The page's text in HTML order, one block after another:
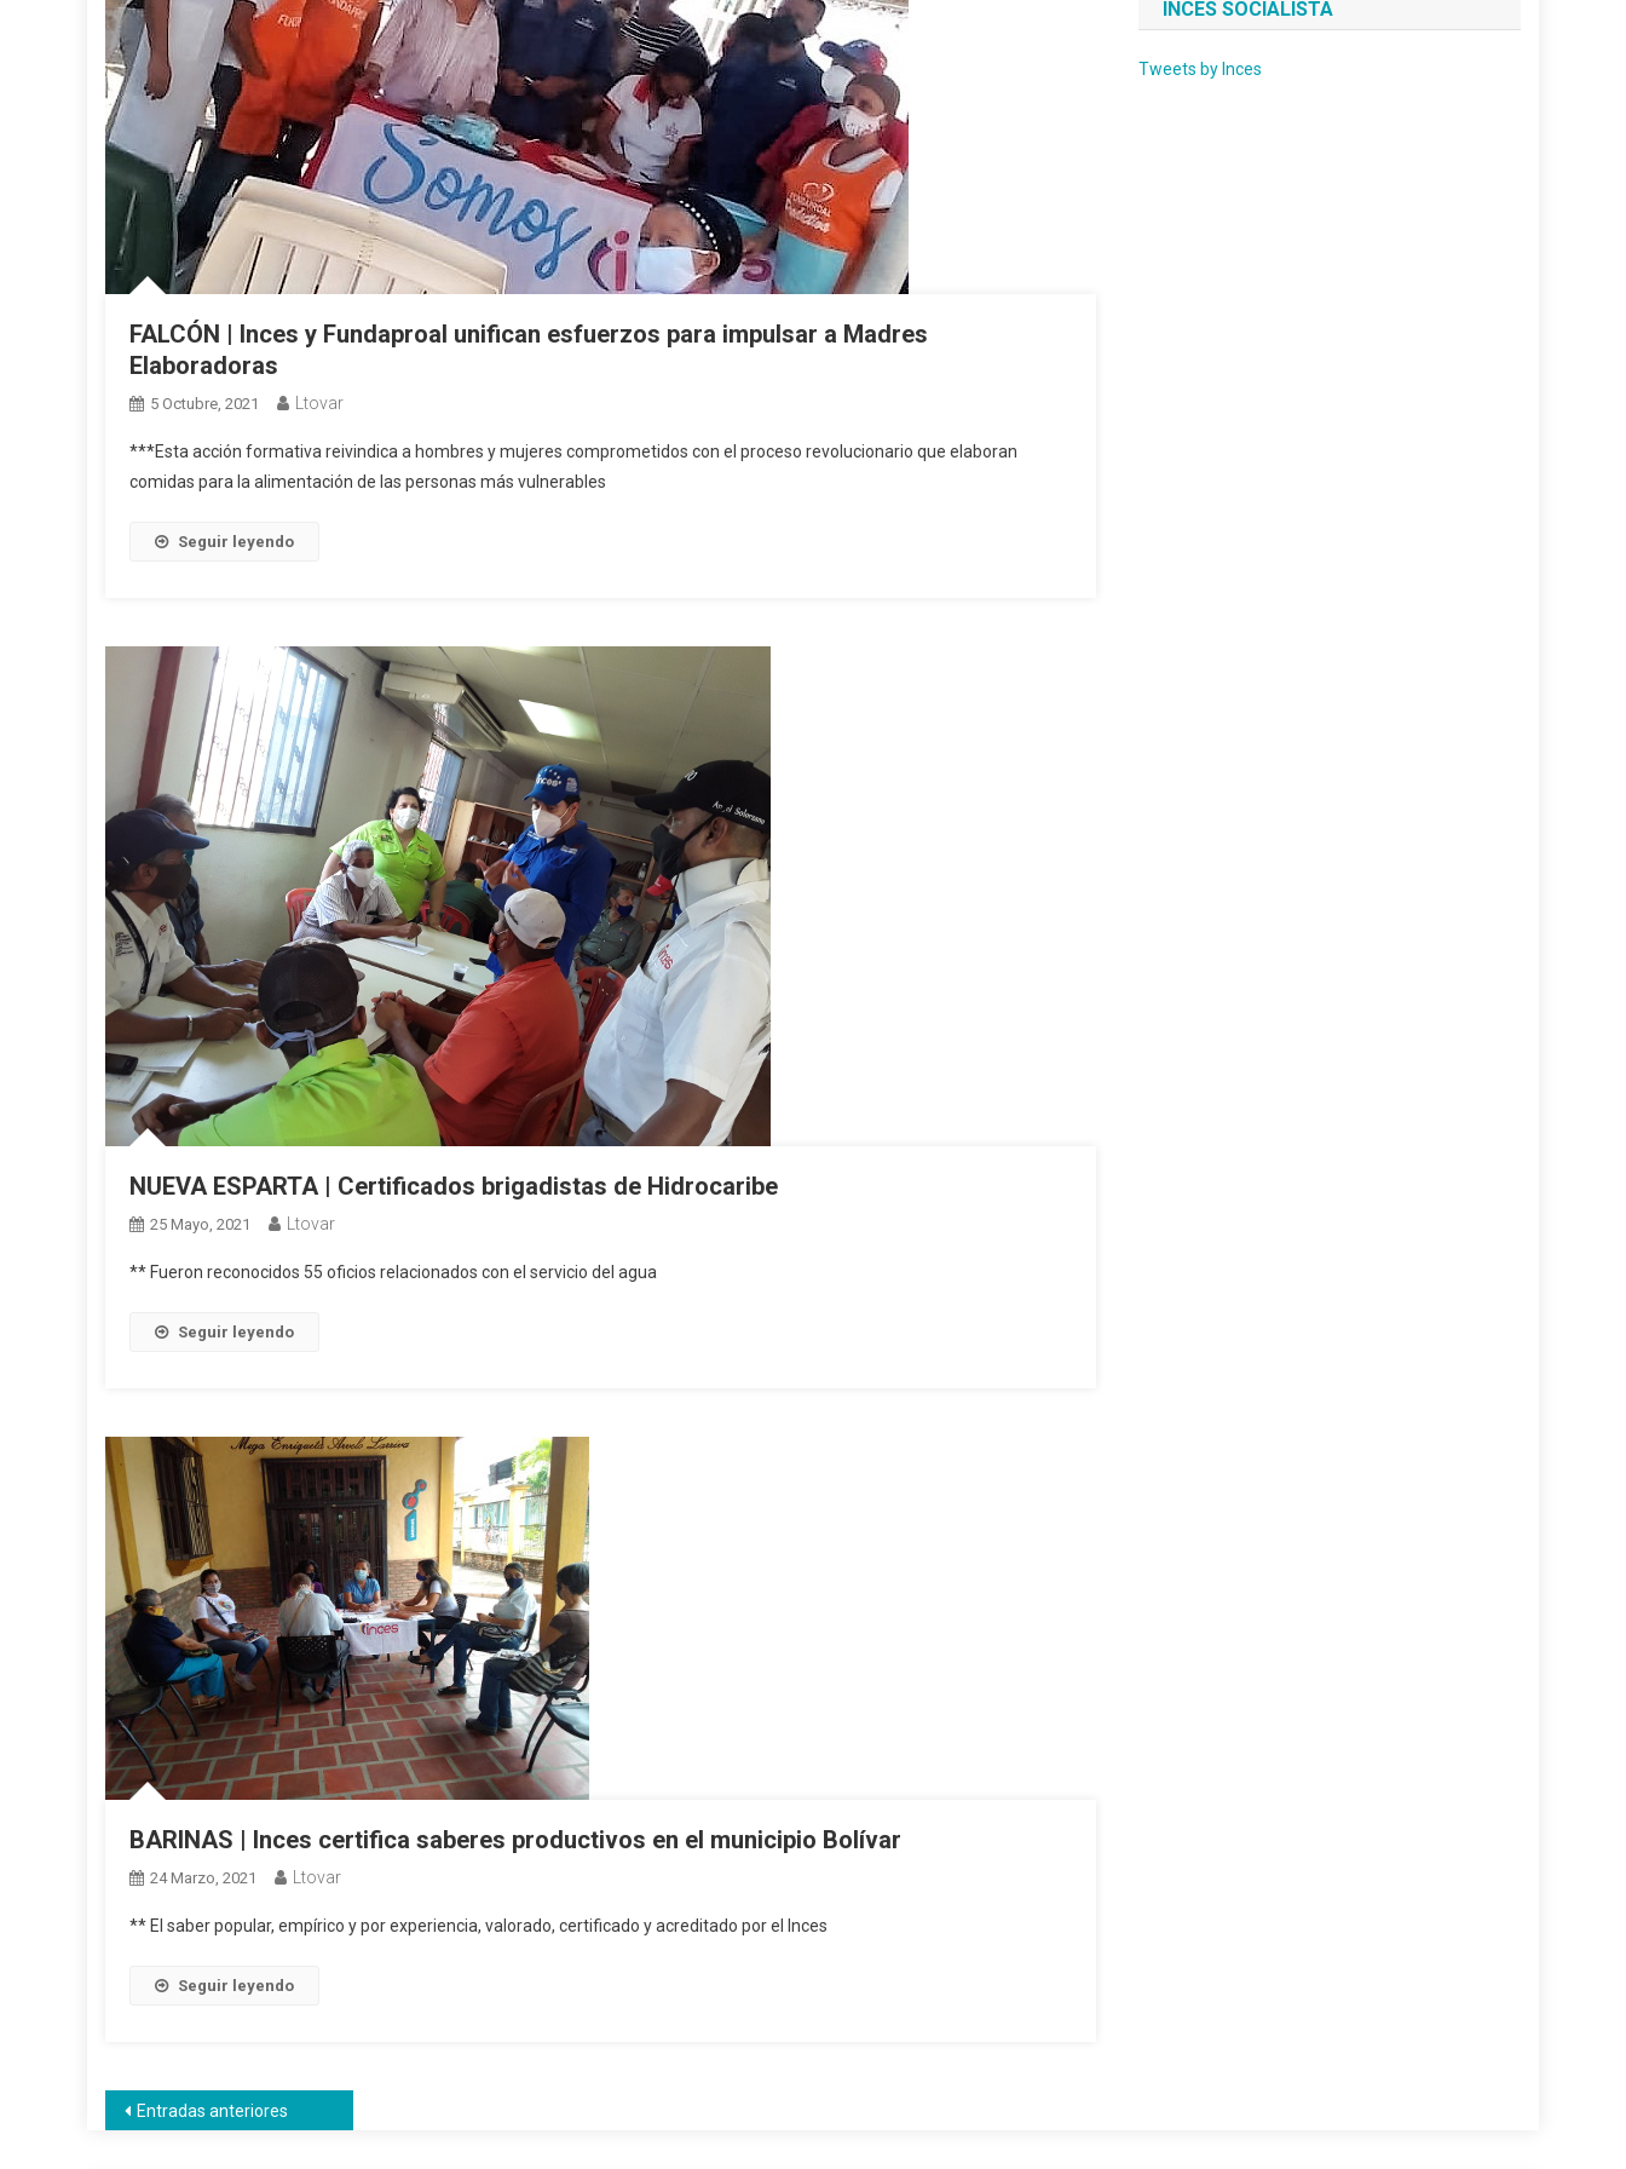
FALCÓN | Inces y Fundaproal unifican esfuerzos para impulsar a Madres
Elaboradoras
5 Octubre, 2021 Ltovar
***Esta acción formativa reivindica a hombres y mujeres comprometidos con el proceso revolucionario que elaboran
comidas para la alimentación de las personas más vulnerables
Seguir leyendo
NUEVA ESPARTA | Certificados brigadistas de Hidrocaribe
25 Mayo, 2021 Ltovar
** Fueron reconocidos 55 oficios relacionados con el servicio del agua
Seguir leyendo
BARINAS | Inces certifica saberes productivos en el municipio Bolívar
24 Marzo, 2021 Ltovar
** El saber popular, empírico y por experiencia, valorado, certificado y acreditado por el Inces
Seguir leyendo
Navegación
Entradas anteriores
INCES SOCIALISTA
Tweets by Inces